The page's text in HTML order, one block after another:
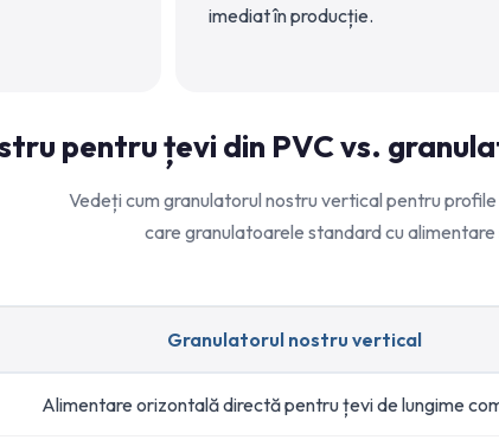
imediat în producție.
pentru țevi din PVC vs.
Vedeți cum granulatorul nostru vertical pentru
care granulatoarele standard cu
Granulatorul nostru vertical
Alimentare orizontală directă pentru țevi de lungime